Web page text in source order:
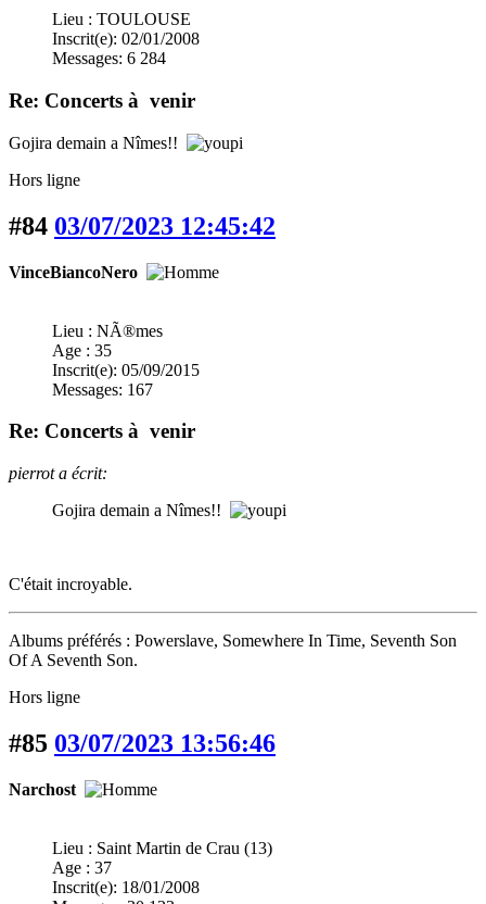
Lieu : TOULOUSE
Inscrit(e): 02/01/2008
Messages: 6 284
Re: Concerts à venir
Gojira demain a Nîmes!!
Hors ligne
#84 03/07/2023 12:45:42
VinceBiancoNero
Lieu : NÃ®mes
Age : 35
Inscrit(e): 05/09/2015
Messages: 167
Re: Concerts à venir
pierrot a écrit:
Gojira demain a Nîmes!!
C'était incroyable.
Albums préférés : Powerslave, Somewhere In Time, Seventh Son
Of A Seventh Son.
Hors ligne
#85 03/07/2023 13:56:46
Narchost
Lieu : Saint Martin de Crau (13)
Age : 37
Inscrit(e): 18/01/2008